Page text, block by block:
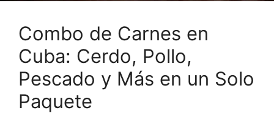
Combo de Carnes en
Cuba: Cerdo, Pollo,
Pescado y Más en un Solo
Paquete